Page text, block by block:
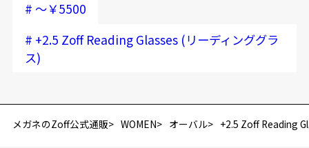
店頭でレンズ交換をされるお客様は、商品発送から6か月以内に、ご購
にご提示いだければ、初回に限り加工賃はかかりませんので、必ずス
タッフにご提示ください。
円(税込)を頂戴いたしますので、予めご了承ください。
仕上がり寸法
重さ
安心2 視力測定無料
視力の変化を早めに発見するために、定期的な視
安心3 かかり具合調整無料
フレームの歪みやかかり具合の調整・クリーニン
# ～￥5500
# +2.5 Zoff Reading Glasses (リーディンググラ
ス)
メガネのZoff公式通販 WOMEN オーバル +2.5 Zoff Reading